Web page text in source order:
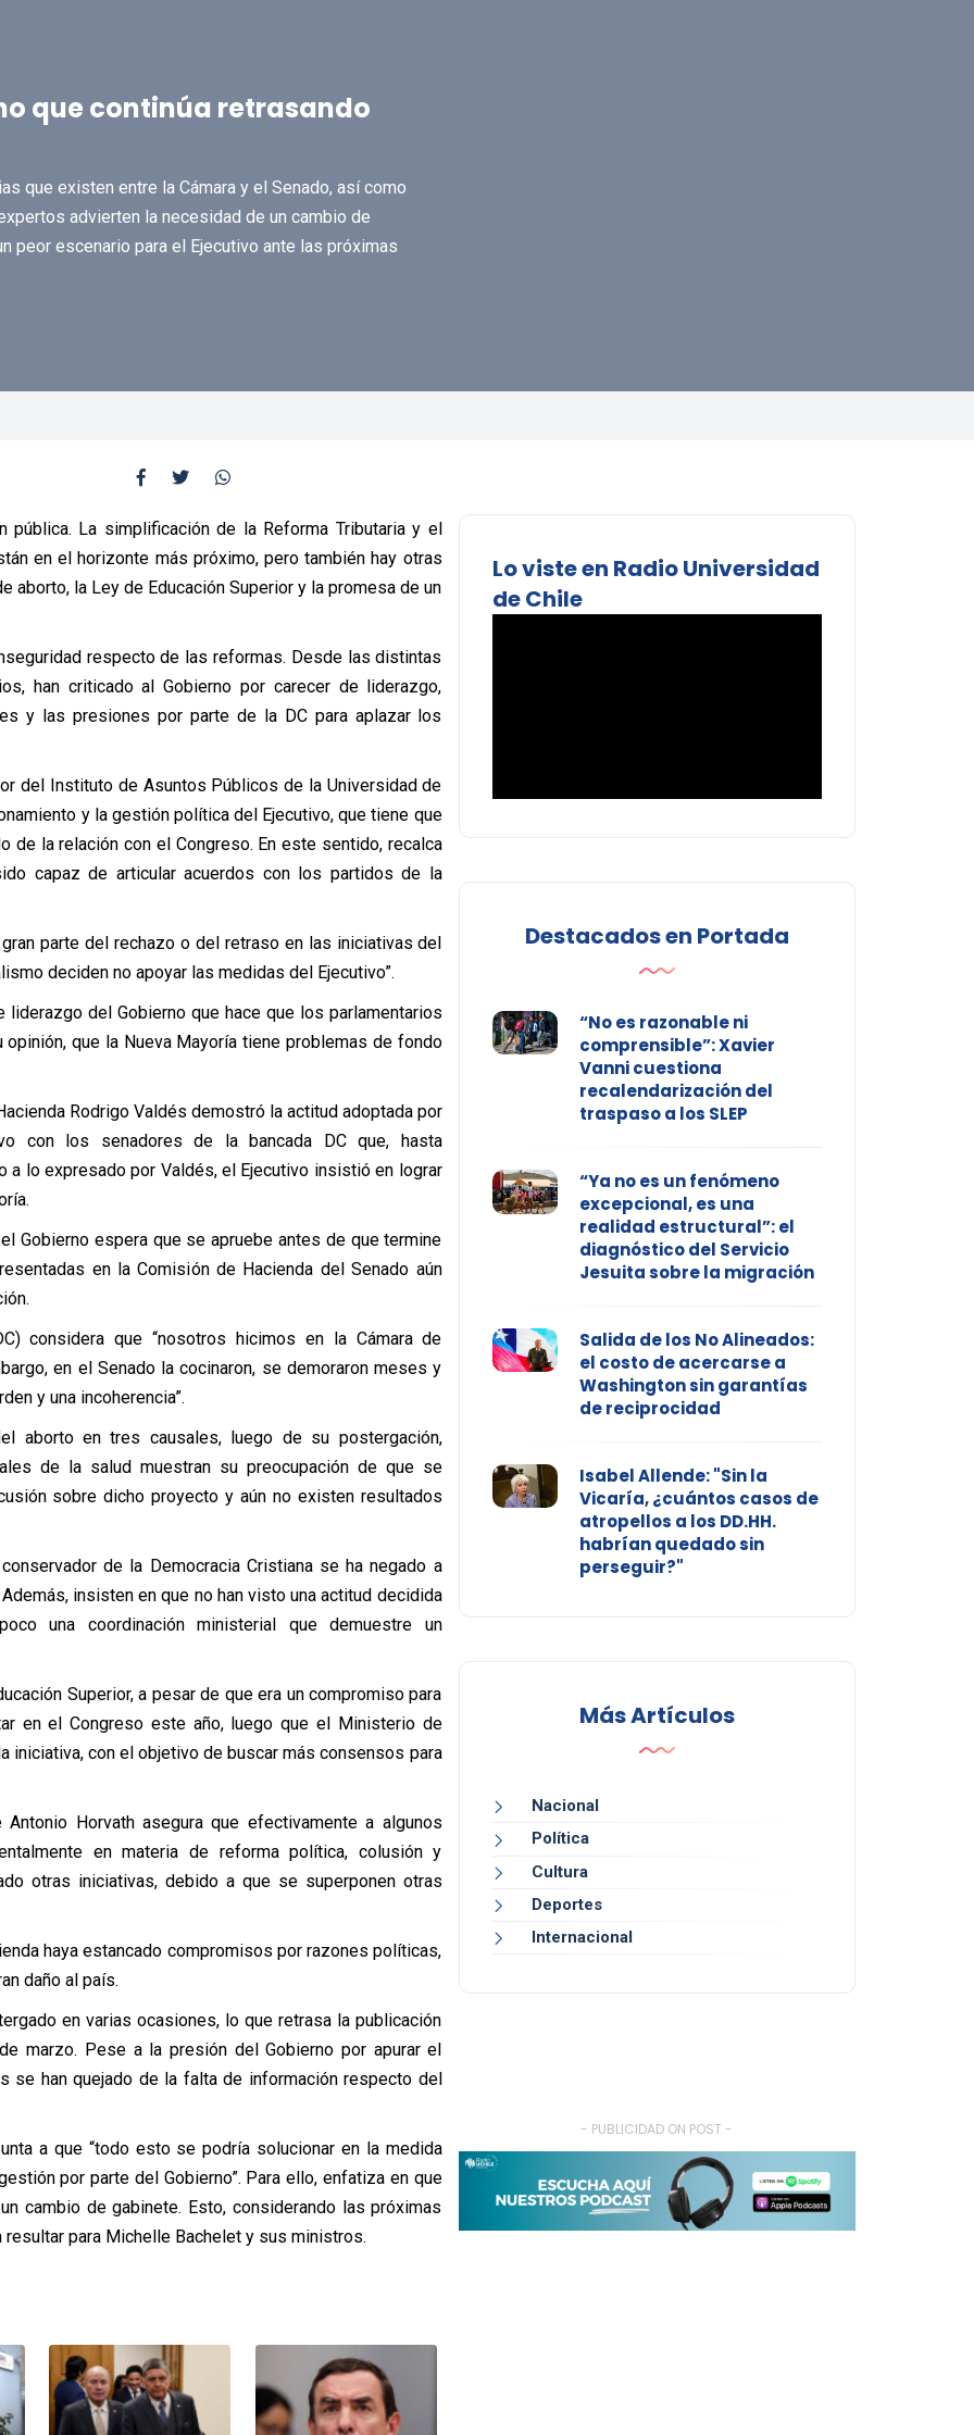
que continúa retrasando
que existen entre la Cámara y el Senado, así como
advierten la necesidad de un cambio de
peor escenario para el Ejecutivo ante las próximas
La simplificación de la Reforma Tributaria y el
en el horizonte más próximo, pero también hay otras
aborto, la Ley de Educación Superior y la promesa de un
respecto de las reformas. Desde las distintas
han criticado al Gobierno por carecer de liderazgo,
y las presiones por parte de la DC para aplazar los
del Instituto de Asuntos Públicos de la Universidad de
y la gestión política del Ejecutivo, que tiene que
de la relación con el Congreso. En este sentido, recalca
capaz de articular acuerdos con los partidos de la
parte del rechazo o del retraso en las iniciativas del
deciden no apoyar las medidas del Ejecutivo”.
del Gobierno que hace que los parlamentarios
que la Nueva Mayoría tiene problemas de fondo
Rodrigo Valdés demostró la actitud adoptada por
con los senadores de la bancada DC que, hasta
a lo expresado por Valdés, el Ejecutivo insistió en lograr
Gobierno espera que se apruebe antes de que termine
en la Comisión de Hacienda del Senado aún
considera que “nosotros hicimos en la Cámara de
en el Senado la cocinaron, se demoraron meses y
y una incoherencia”.
aborto en tres causales, luego de su postergación,
de la salud muestran su preocupación de que se
sobre dicho proyecto y aún no existen resultados
de la Democracia Cristiana se ha negado a
insisten en que no han visto una actitud decidida
una coordinación ministerial que demuestre un
Superior, a pesar de que era un compromiso para
en el Congreso este año, luego que el Ministerio de
iniciativa, con el objetivo de buscar más consensos para
Horvath asegura que efectivamente a algunos
en materia de reforma política, colusión y
otras iniciativas, debido a que se superponen otras
haya estancado compromisos por razones políticas,
daño al país.
en varias ocasiones, lo que retrasa la publicación
marzo. Pese a la presión del Gobierno por apurar el
se han quejado de la falta de información respecto del
a que “todo esto se podría solucionar en la medida
por parte del Gobierno”. Para ello, enfatiza en que
cambio de gabinete. Esto, considerando las próximas
para Michelle Bachelet y sus ministros.
Lo viste en Radio Universidad
de Chile
Destacados en Portada
“No es razonable ni
comprensible”: Xavier
Vanni cuestiona
recalendarización del
traspaso a los SLEP
“Ya no es un fenómeno
excepcional, es una
realidad estructural”: el
diagnóstico del Servicio
Jesuita sobre la migración
Salida de los No Alineados:
el costo de acercarse a
Washington sin garantías
de reciprocidad
Isabel Allende: "Sin la
Vicaría, ¿cuántos casos de
atropellos a los DD.HH.
habrían quedado sin
perseguir?"
Más Artículos
Nacional
Política
Cultura
Deportes
Internacional
- PUBLICIDAD ON POST -